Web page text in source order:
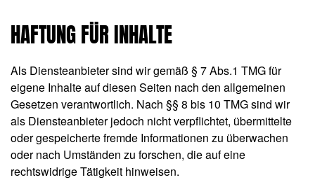
HAFTUNG FÜR INHALTE
Als Diensteanbieter sind wir gemäß § 7 Abs.1 TMG für
eigene Inhalte auf diesen Seiten nach den allgemeinen
Gesetzen verantwortlich. Nach §§ 8 bis 10 TMG sind wir
als Diensteanbieter jedoch nicht verpflichtet, übermittelte
oder gespeicherte fremde Informationen zu überwachen
oder nach Umständen zu forschen, die auf eine
rechtswidrige Tätigkeit hinweisen.